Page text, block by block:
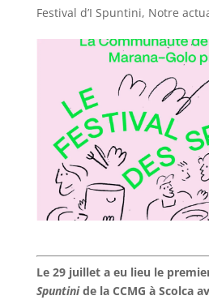
Festival d’I Spuntini, Notre
Le 29 juillet a eu lieu le
Spuntinide la CCMG à Scolca